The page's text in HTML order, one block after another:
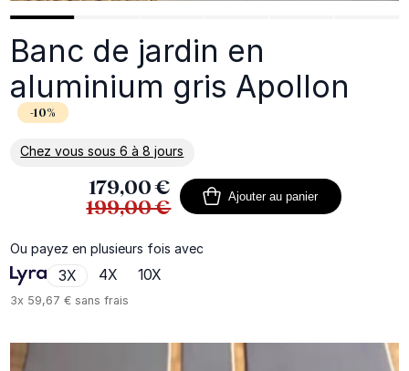
Banc de jardin en
aluminium gris Apollon
-10%
Chez vous sous 6 à 8 jours
En savoir plus sur la livraison
179,00 €
199,00 €
Ajouter au panier
Ou payez en plusieurs fois avec
3X 4X 10X
3x 59,67 € sans frais